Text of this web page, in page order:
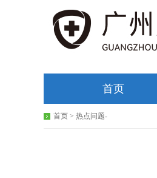
首页
首页 > 热点问题-